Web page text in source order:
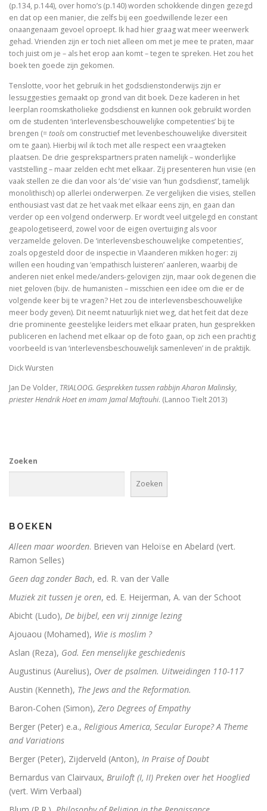
De visie van Freinet
De kathedralenbouwers
I judge no one. A political life of Jesus
De evolutie van De Bijbel
On Time, Punctuality, and Discipline in Early
Bach, muziek als een wenk uit de hemel
Kierkegaard’s Muse. The mystery of Regine Olson
De Bijbel in de Lage Landen
Nieuw atheïsme, een kritische reactie op Dawkins,
Levensbeschouwing in het middenveld: cement of
Schoonselhof nu! – een
Luther. Zijn leven, zijn werk
Platoonse liefde (vertaling Symposium)
Is het de schuld van de ENE?
De bijbel voor ongelovigen
Helden. 150 epigrammen uit de Anthologia Graeca
Une bible / Een bijbel
De seculiere samenleving. Over religie,
Examens de la Bible
‘Hier stehe ich, es war ganz anders’
Eigen wijs
(p.134, p.144), over homo’s (p.140) worden schokkende dingen gezegd
en dat op een manier, die zelfs bij een goedwillende lezer een
onaangenaam gevoel oproept. Ik had hier graag wat meer weerwerk
gehad. Vrienden zijn er toch niet alleen om met je mee te praten, maar
toch juist om je – als het erop aan komt – tegen te spreken. Het zou het
boek ten goede zijn gekomen.
Tenslotte, voor het gebruik in het godsdienstonderwijs zijn er
lessuggesties gemaakt op grond van dit boek. Deze kaderen in het
leerplan roomskatholieke godsdienst en kunnen ook gebruikt worden
om de studenten ‘interlevensbeschouwelijke competenties’ bij te
brengen (=tools om constructief met levenbeschouwelijke diversiteit
om te gaan). Hierbij wil ik toch met alle respect een vraagteken
plaatsen. De drie gesprekspartners praten namelijk – wonderlijke
vaststelling – maar zelden echt met elkaar. Zij presenteren hun visie (en
vaak stellen ze die dan voor als ‘de’ visie van ‘hun godsdienst’, tamelijk
monolithisch) op allerlei onderwerpen. Ze vergelijken die visies, stellen
enthousiast vast dat ze het vaak met elkaar eens zijn, en gaan dan
verder op een volgend onderwerp. Er wordt veel uitgelegd en constant
geapologetiseerd, zowel voor de eigen overtuiging als voor
verzamelde geloven. De ‘interlevensbeschouwelijke competenties’,
zoals opgesteld door de inspectie in Vlaanderen mikken hoger: zij
willen een houding van ‘empathisch luisteren’ aanleren, waarbij de
anderen niet enkel mede/anders-gelovigen zijn, maar ook degenen die
niet geloven (bijv. de humanisten – misschien een idee om die er de
volgende keer bij te vragen? Het zou de interlevensbeschouwelijke
meer body geven). Dit neemt natuurlijk niet weg, dat het feit dat deze
drie prominente geestelijke leiders met elkaar praten, hun gesprekken
publiceren en lachend met elkaar op de foto gaan, op zich een prachtig
voorbeeld is van ‘interlevensbeschouwelijk samenleven’ in de praktijk.
Dick Wursten
Jan De Volder, TRIALOOG. Gesprekken tussen rabbijn Aharon Malinsky,
priester Hendrik Hoet en imam Jamal Maftouhi. (Lannoo Tielt 2013)
Zoeken
Zoeken
BOEKEN
Alleen maar woorden. Brieven van Heloïse en Abelard (vert.
Ramon Selles)
Geen dag zonder Bach, ed. R. van der Valle
Muziek zit tussen je oren, ed. E. Heijerman, A. van der Schoot
Abicht (Ludo), De bijbel, een vrij zinnige lezing
Ajouaou (Mohamed), Wie is moslim ?
Aslan (Reza), God. Een menselijke geschiedenis
Augustinus (Aurelius), Over de psalmen. Uitweidingen 110-117
Austin (Kenneth), The Jews and the Reformation.
Baron-Cohen (Simon), Zero Degrees of Empathy
Berger (Peter) e.a., Religious America, Secular Europe? A Theme
and Variations
Berger (Peter), Zijderveld (Anton), In Praise of Doubt
Bernardus van Clairvaux, Bruiloft (I, II) Preken over het Hooglied
(vert. Wim Verbaal)